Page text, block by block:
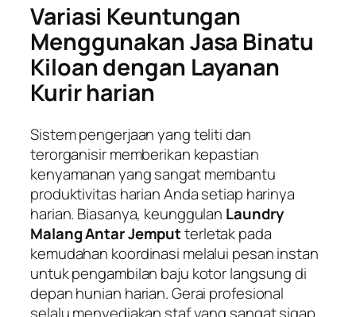
Variasi Keuntungan
Menggunakan Jasa Binatu
Kiloan dengan Layanan
Kurir harian
Sistem pengerjaan yang teliti dan
terorganisir memberikan kepastian
kenyamanan yang sangat membantu
produktivitas harian Anda setiap harinya
harian. Biasanya, keunggulan Laundry
Malang Antar Jemputterletak pada
kemudahan koordinasi melalui pesan instan
untuk pengambilan baju kotor langsung di
depan hunian harian. Gerai profesional